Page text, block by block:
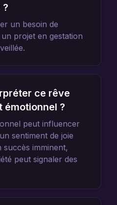
un besoin de
projet en gestation
ce rêve
émotionnel ?
peut influencer
sentiment de joie
succès imminent,
peut signaler des